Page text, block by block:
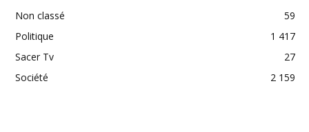
Non classé
59
Politique
1 417
Sacer Tv
27
Société
2 159